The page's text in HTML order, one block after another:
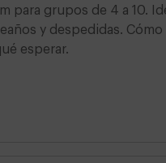
para grupos de 4 a 10.
y despedidas. Cómo
esperar.